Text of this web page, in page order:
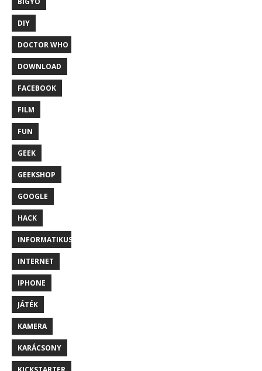
DIY
DOCTOR WHO
DOWNLOAD
FACEBOOK
FILM
FUN
GEEK
GEEKSHOP
GOOGLE
HACK
INFORMATIKUS
INTERNET
IPHONE
JÁTÉK
KAMERA
KARÁCSONY